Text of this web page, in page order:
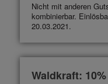
Nicht mit anderen
kombinierbar.
20.03.2021.
Waldkraft: